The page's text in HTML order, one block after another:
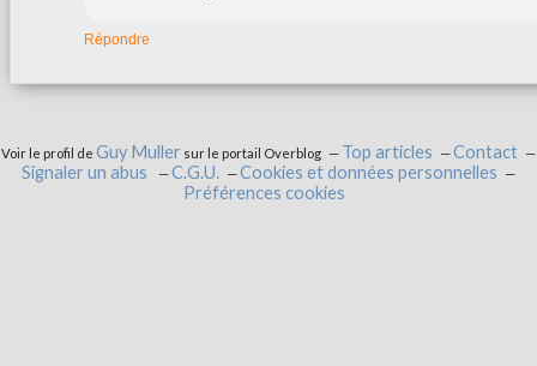
Répondre
Voir le profil de Guy Muller sur le portail Overblog Top articles
Contact
Signaler un abus
C.G.U.
Cookies et données personnelles
Préférences cookies